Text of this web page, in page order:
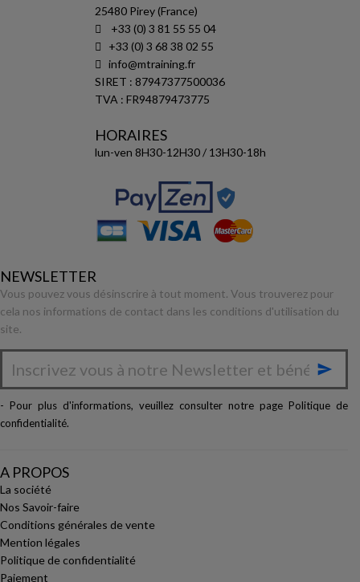
25480 Pirey (France)
+33 (0) 3 81 55 55 04
+33 (0) 3 68 38 02 55
info@mtraining.fr
SIRET : 87947377500036
TVA : FR94879473775
HORAIRES
lun-ven 8H30-12H30 / 13H30-18h
NEWSLETTER
Vous pouvez vous désinscrire à tout moment. Vous trouverez pour
cela nos informations de contact dans les conditions d'utilisation du
site.

- Pour plus d'informations, veuillez consulter notre page Politique de
confidentialité.
A PROPOS
La société
Nos Savoir-faire
Conditions générales de vente
Mention légales
Politique de confidentialité
Paiement